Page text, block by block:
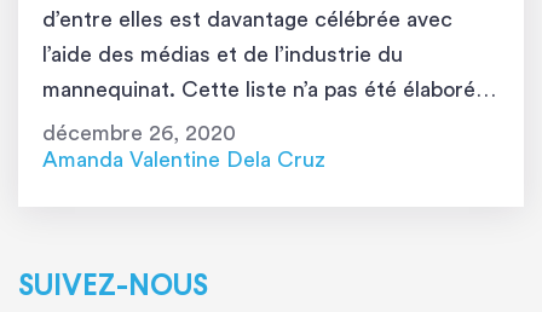
d’entre elles est davantage célébrée avec
l’aide des médias et de l’industrie du
mannequinat. Cette liste n’a pas été élaborée
pour donner l’impression que ces ladyboys
sont meilleures ou plus belles que celles qui
décembre 26, 2020
Amanda Valentine Dela Cruz
SUIVEZ-NOUS